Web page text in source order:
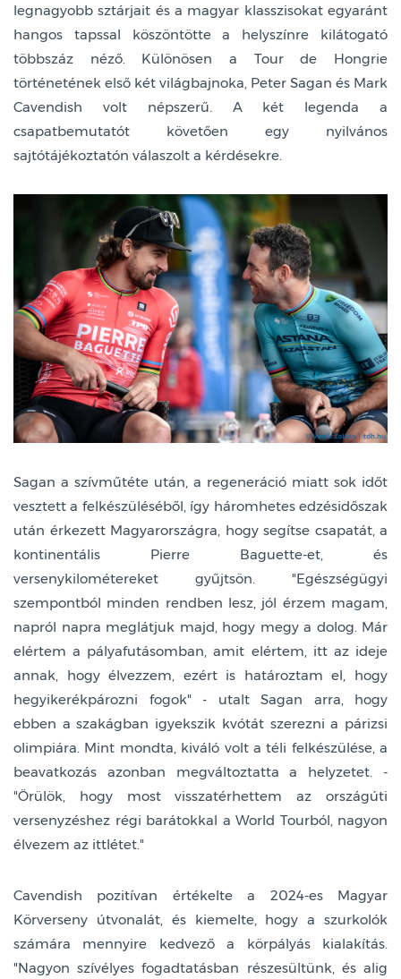
legnagyobb sztárjait és a magyar klasszisokat egyaránt
hangos tapssal köszöntötte a helyszínre kilátogató
többszáz néző. Különösen a Tour de Hongrie
történetének első két világbajnoka, Peter Sagan és Mark
Cavendish volt népszerű. A két legenda a
csapatbemutatót követően egy nyilvános
sajtótájékoztatón válaszolt a kérdésekre.
Sagan a szívműtéte után, a regeneráció miatt sok időt
vesztett a felkészüléséből, így háromhetes edzésidőszak
után érkezett Magyarországra, hogy segítse csapatát, a
kontinentális Pierre Baguette-et, és
versenykilométereket gyűjtsön. "Egészségügyi
szempontból minden rendben lesz, jól érzem magam,
napról napra meglátjuk majd, hogy megy a dolog. Már
elértem a pályafutásomban, amit elértem, itt az ideje
annak, hogy élvezzem, ezért is határoztam el, hogy
hegyikerékpározni fogok" - utalt Sagan arra, hogy
ebben a szakágban igyekszik kvótát szerezni a párizsi
olimpiára. Mint mondta, kiváló volt a téli felkészülése, a
beavatkozás azonban megváltoztatta a helyzetet. -
"Örülök, hogy most visszatérhettem az országúti
versenyzéshez régi barátokkal a World Tourból, nagyon
élvezem az ittlétet."
Cavendish pozitívan értékelte a 2024-es Magyar
Körverseny útvonalát, és kiemelte, hogy a szurkolók
számára mennyire kedvező a körpályás kialakítás.
"Nagyon szívélyes fogadtatásban részesültünk, és alig